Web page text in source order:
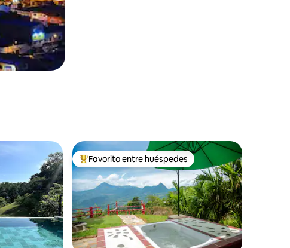
Favorito entre huéspedes preferido
Favorito entre huéspedes